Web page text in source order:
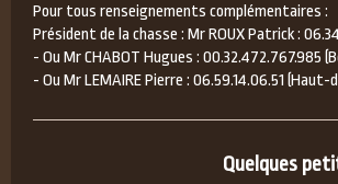
Pour tous renseignements complémentaires :
Président de la chasse : Mr ROUX Patrick :
- Ou Mr CHABOT Hugues : 00.32.472.767.985
- Ou Mr LEMAIRE Pierre : 06.59.14.06.51 (Haut-
Quelques